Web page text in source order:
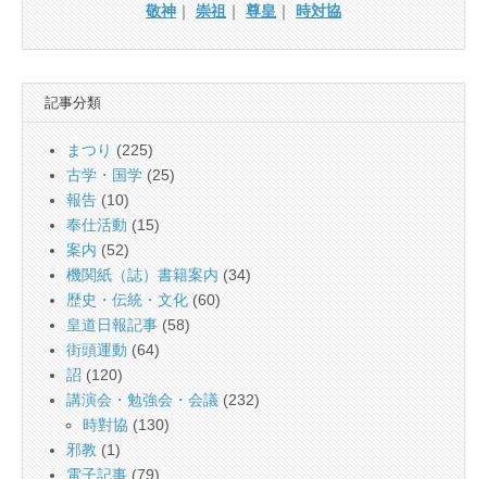
敬神 ｜ 崇祖 ｜ 尊皇 ｜ 時対協
記事分類
まつり (225)
古学・国学 (25)
報告 (10)
奉仕活動 (15)
案内 (52)
機関紙（誌）書籍案内 (34)
歴史・伝統・文化 (60)
皇道日報記事 (58)
街頭運動 (64)
詔 (120)
講演会・勉強会・会議 (232)
時對協 (130)
邪教 (1)
電子記事 (79)